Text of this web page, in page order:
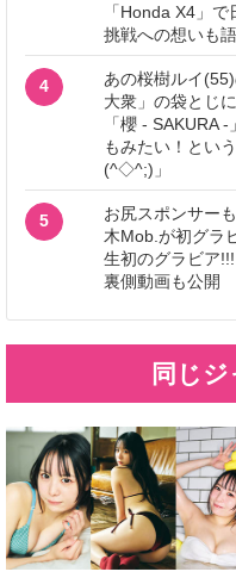
「Honda X4」
挑戦への想いも
4
あの桜樹ルイ
大衆」の袋とじ
「櫻 - SAKURA
もみたい！とい
(^◇^;)」
5
お尻スポンサー
木Mob.が初グラ
生初のグラビア
裏側動画も公開
同じ